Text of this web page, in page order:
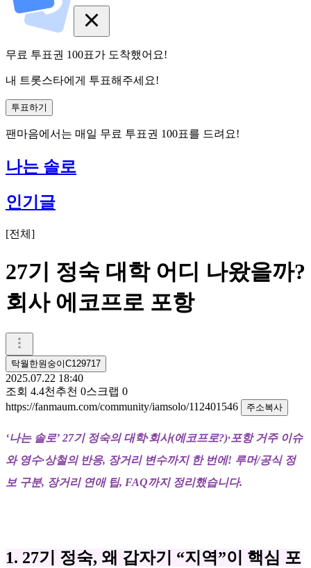
무료 투표권 100표가 도착했어요!
내 트롯스타에게 투표해주세요!
투표하기
팬마음에서는 매일 무료 투표권 100표를 드려요!
나는 솔로
인기글
[전체 ]
27기 정숙 대학 어디 나왔을까?
회사 에코프로 포항
탁월한원숭이C129717
2025.07.22 18:40
조회 4.4천 추천 0스크랩 0
https://fanmaum.com/community/iamsolo/112401546
주소복사
‘나는 솔로’ 27기 정숙의 대학·회사(에코프로?)·포항 거주 이슈
와 영수·상철의 반응, 장거리 변수까지 한 번에! 루머/공식 정
보 구분, 장거리 연애 팁, FAQ까지 정리했습니다.
1. 27기 정숙, 왜 갑자기 “지역”이 핵심 포